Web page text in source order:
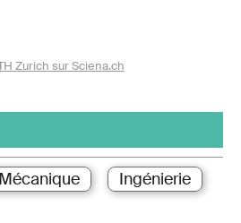
Zurich sur Sciena.ch
Mécanique Ingénierie